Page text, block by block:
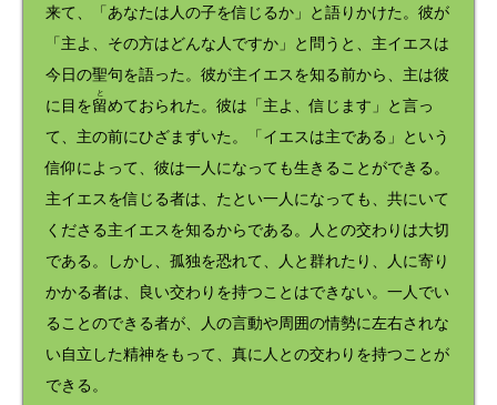
来て、「あなたは人の子を信じるか」と語りかけた。彼が
「主よ、その方はどんな人ですか」と問うと、主イエスは
今日の聖句を語った。彼が主イエスを知る前から、主は彼
に目を留
と
めておられた。彼は「主よ、信じます」と言っ
て、主の前にひざまずいた。「イエスは主である」という
信仰によって、彼は一人になっても生きることができる。
主イエスを信じる者は、たとい一人になっても、共にいて
くださる主イエスを知るからである。人との交わりは大切
である。しかし、孤独を恐れて、人と群れたり、人に寄り
かかる者は、良い交わりを持つことはできない。一人でい
ることのできる者が、人の言動や周囲の情勢に左右されな
い自立した精神をもって、真に人との交わりを持つことが
できる。